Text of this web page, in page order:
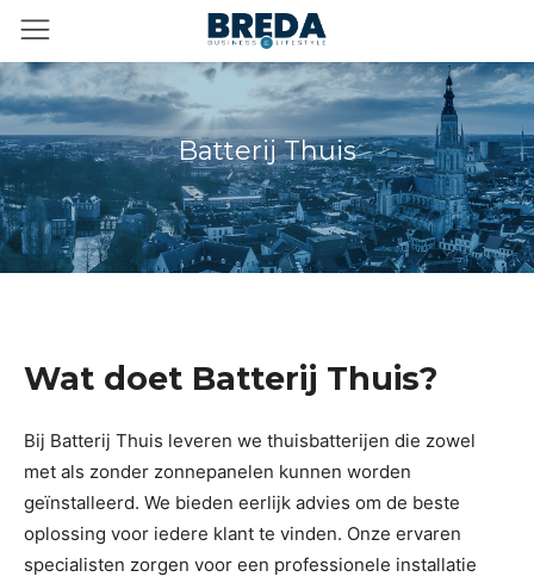
Batterij Thuis
Wat doet Batterij Thuis?
Bij Batterij Thuis leveren we thuisbatterijen die zowel
met als zonder zonnepanelen kunnen worden
geïnstalleerd. We bieden eerlijk advies om de beste
oplossing voor iedere klant te vinden. Onze ervaren
specialisten zorgen voor een professionele installatie